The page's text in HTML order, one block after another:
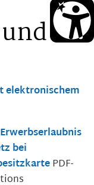
elektronischem
bei
PDF-